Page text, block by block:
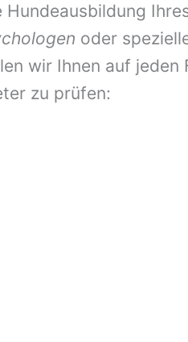
Hundeausbildung
oder
wir Ihnen auf jeden
zu prüfen: